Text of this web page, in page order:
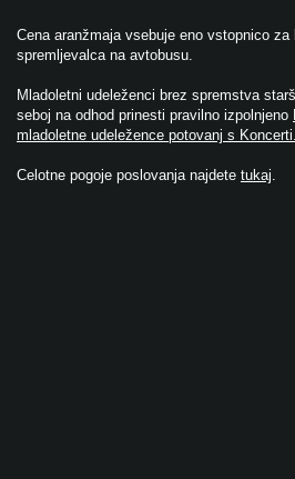
Cena aranžmaja vsebuje eno vstopnico
spremljevalca na avtobusu.
Mladoletni udeleženci brez spremstva
seboj na odhod prinesti pravilno izpolnjeno
mladoletne udeležence potovanj s
Celotne pogoje poslovanja najdete tukaj.